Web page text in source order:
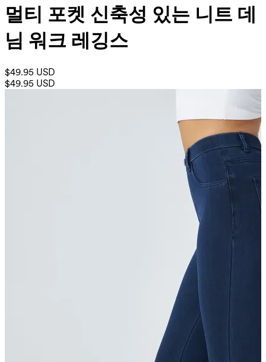
멀티 포켓 신축성 있는 니트 데
님 워크 레깅스
$49.95 USD
$49.95 USD